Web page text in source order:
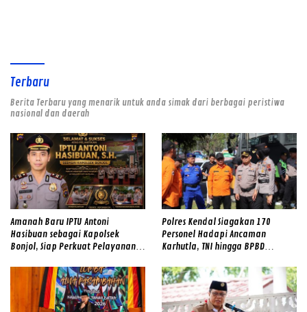
Terbaru
Berita Terbaru yang menarik untuk anda simak dari berbagai peristiwa
nasional dan daerah
Amanah Baru IPTU Antoni
Hasibuan sebagai Kapolsek
Bonjol, Siap Perkuat Pelayanan
Masyarakat
Polres Kendal Siagakan 170
Personel Hadapi Ancaman
Karhutla, TNI hingga BPBD